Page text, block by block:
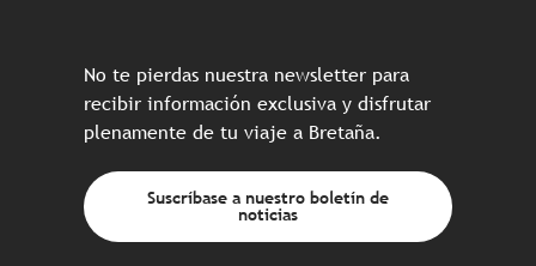
No te pierdas nuestra newsletter para
recibir información exclusiva y disfrutar
plenamente de tu viaje a Bretaña.
Suscríbase a nuestro boletín de
noticias